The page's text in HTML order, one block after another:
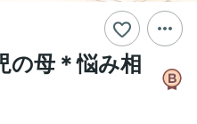
の母＊悩み相